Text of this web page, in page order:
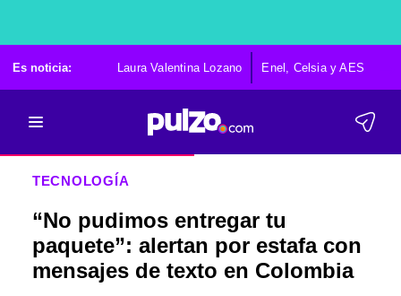
Es noticia: Laura Valentina Lozano Enel, Celsia y AES
TECNOLOGÍA
“No pudimos entregar tu
paquete”: alertan por estafa con
mensajes de texto en Colombia